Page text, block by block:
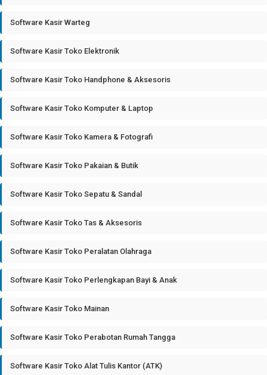
Software Kasir Warteg
Software Kasir Toko Elektronik
Software Kasir Toko Handphone & Aksesoris
Software Kasir Toko Komputer & Laptop
Software Kasir Toko Kamera & Fotografi
Software Kasir Toko Pakaian & Butik
Software Kasir Toko Sepatu & Sandal
Software Kasir Toko Tas & Aksesoris
Software Kasir Toko Peralatan Olahraga
Software Kasir Toko Perlengkapan Bayi & Anak
Software Kasir Toko Mainan
Software Kasir Toko Perabotan Rumah Tangga
Software Kasir Toko Alat Tulis Kantor (ATK)